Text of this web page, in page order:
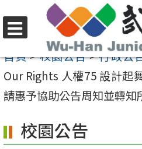
至
要
內
區
選
單
首頁>校園公告>行政公
Our Rights 人權75 設計起
請惠予協助公告周知並轉知
校園公告